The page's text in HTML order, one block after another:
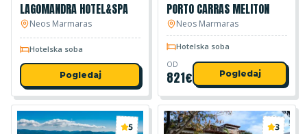
LAGOMANDRA HOTEL&SPA
Neos Marmaras
Hotelska soba
Pogledaj
PORTO CARRAS MELITON
Neos Marmaras
Hotelska soba
OD
821€ Pogledaj
5 3